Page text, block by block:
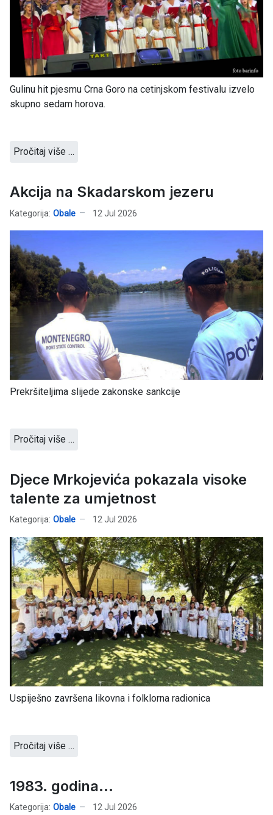
Gulinu hit pjesmu Crna Goro na cetinjskom festivalu izvelo
skupno sedam horova.
Pročitaj više …
Akcija na Skadarskom jezeru
Kategorija: Obale 12 Jul 2026
Prekršiteljima slijede zakonske sankcije
Pročitaj više …
Djece Mrkojevića pokazala visoke
talente za umjetnost
Kategorija: Obale 12 Jul 2026
Uspiješno završena likovna i folklorna radionica
Pročitaj više …
1983. godina...
Kategorija: Obale 12 Jul 2026